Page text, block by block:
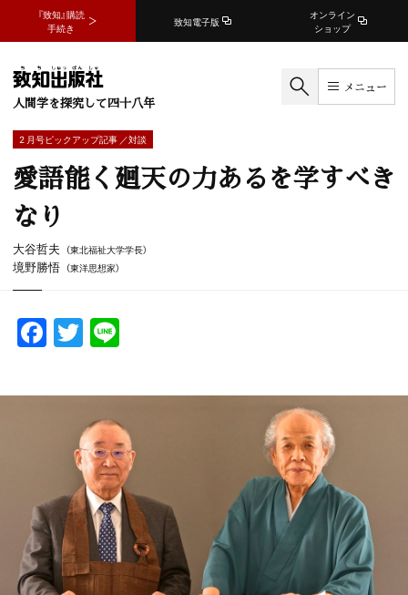
『致知』購読
手続き
致知電子版
オンライン
ショップ
人間学を探究して四十八年
メニュー
2 月号ピックアップ記事 ／対談
愛語能く廻天の力あるを学すべき
なり
大谷哲夫 （東北福祉大学学長）
境野勝悟 （東洋思想家）
F
a
c
o
k
T
w
itt
er
e